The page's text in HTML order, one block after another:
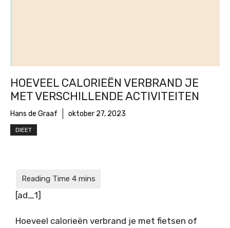
HOEVEEL CALORIEËN VERBRAND JE
MET VERSCHILLENDE ACTIVITEITEN
Hans de Graaf oktober 27, 2023
DIEET
[ad_1]
Hoeveel calorieën verbrand je met fietsen of